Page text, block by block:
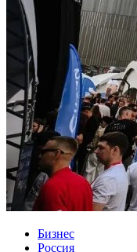
Бизнес
Россия